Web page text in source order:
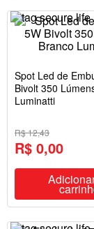
Spot Led de
Bivolt 350
Luminatti
R$ 12,43
R$ 0,00